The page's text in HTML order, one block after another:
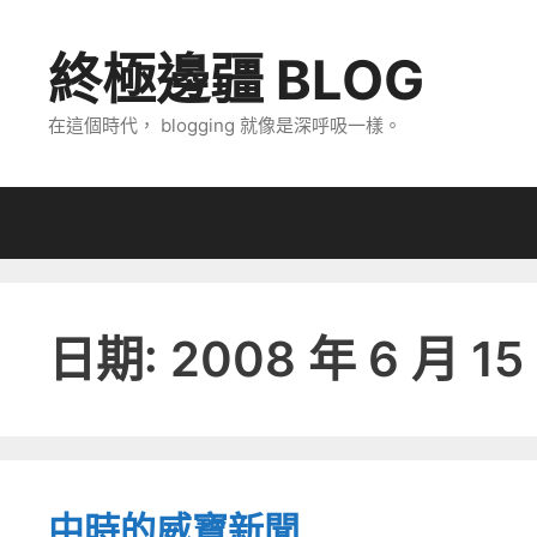
終極邊疆 BLOG
在這個時代， blogging 就像是深呼吸一樣。
日期: 2008 年 6 月 15